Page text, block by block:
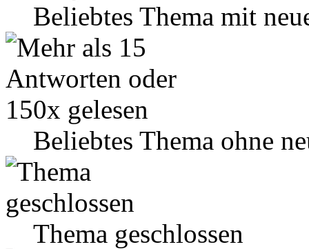
Beliebtes Thema mit
Beliebtes Thema ohne
Thema geschlossen